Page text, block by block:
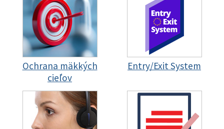
Ochrana mäkkých
cieľov
Entry/Exit System